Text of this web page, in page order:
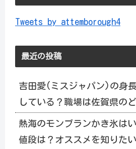
Tweets by attemborough4
最近の投稿
吉田愛(ミスジャパン)の身
している？職場は佐賀県の
熱海のモンブランかき氷は
値段は？オススメを知りたい